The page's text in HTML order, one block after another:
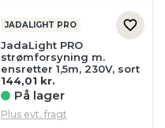
JADALIGHT PRO
JadaLight PRO
strømforsyning m.
ensretter 1,5m, 230V, sort
144,01 kr.
På lager
Plus evt. fragt